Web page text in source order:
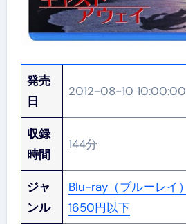
発売
日
2012-08-10 10:00:00
収録
時間
144分
ジャ
ンル
Blu-ray（ブルーレイ）
1650円以下